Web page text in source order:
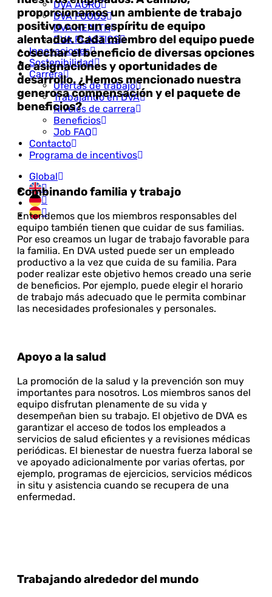
DVA AGRO
DVA FOODS
DVA HEALTH
DVA PLASTICS
Innovaciones
Sostenibilidad
Carrera
Ofertas de trabajo
Trabajando en DVA
Niveles de carrera
Beneficios
Job FAQ
Contacto
Programa de incentivos
Global
proporcionamos un ambiente de trabajo
positivo con un espíritu de equipo
alentador. Cada miembro del equipo puede
cosechar el beneficio de diversas opciones
de asignaciones y oportunidades de
desarrollo. ¿Hemos mencionado nuestra
generosa compensación y el paquete de
beneficios?
Combinando familia y trabajo
Entendemos que los miembros responsables del
equipo también tienen que cuidar de sus familias.
Por eso creamos un lugar de trabajo favorable para
la familia. En DVA usted puede ser un empleado
productivo a la vez que cuida de su familia. Para
poder realizar este objetivo hemos creado una serie
de beneficios. Por ejemplo, puede elegir el horario
de trabajo más adecuado que le permita combinar
las necesidades profesionales y personales.
Apoyo a la salud
La promoción de la salud y la prevención son muy
importantes para nosotros. Los miembros sanos del
equipo disfrutan plenamente de su vida y
desempeñan bien su trabajo. El objetivo de DVA es
garantizar el acceso de todos los empleados a
servicios de salud eficientes y a revisiones médicas
periódicas. El bienestar de nuestra fuerza laboral se
ve apoyado adicionalmente por varias ofertas, por
ejemplo, programas de ejercicios, servicios médicos
in situ y asistencia cuando se recupera de una
enfermedad.
Trabajando alrededor del mundo